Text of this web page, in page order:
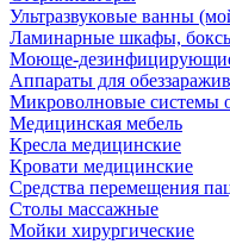
Ультразвуковые ванны
Ламинарные шкафы,
Моюще-
Аппараты для
Микроволновые системы
Медицинская мебель
Кресла медицинские
Кровати медицинские
Средства перемещения
Столы массажные
Мойки хирургические